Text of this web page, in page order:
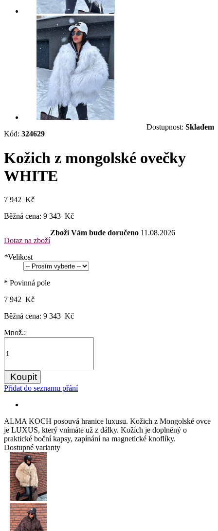
Kód: 324629
Dostupnost: Skladem
Kožich z mongolské ovečky
WHITE
7 942 Kč
Běžná cena: 9 343 Kč
Dotaz na zboží
Zboží Vám bude doručeno 11.08.2026
*Velikost
* Povinná pole
7 942 Kč
Běžná cena: 9 343 Kč
Množ.:
Koupit
Přidat do seznamu přání
ALMA KOCH posouvá hranice luxusu. Kožich z Mongolské ovce
je LUXUS, který vnímáte už z dálky. Kožich je doplněný o
praktické boční kapsy, zapínání na magnetické knoflíky.
Dostupné varianty